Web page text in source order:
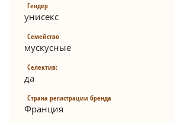
Гендер
унисекс
Семейство
мускусные
Селектив:
да
Страна регистрации бренда
Франция